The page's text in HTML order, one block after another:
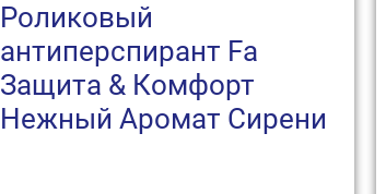
Роликовый
антиперспирант Fa
Защита & Комфорт
Нежный Аромат Сирени